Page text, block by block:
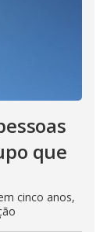
que
cinco anos,